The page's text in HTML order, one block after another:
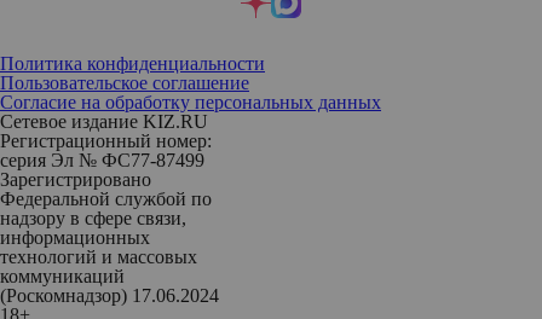
Политика конфиденциальности
Пользовательское соглашение
Согласие на обработку персональных данных
Сетевое издание KIZ.RU
Регистрационный номер:
серия Эл № ФС77-87499
Зарегистрировано
Федеральной службой по
надзору в сфере связи,
информационных
технологий и массовых
коммуникаций
(Роскомнадзор) 17.06.2024
18+